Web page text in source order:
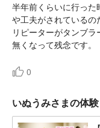
半年前くらいに行った
や工夫がされているの
リピーターがタンブ
無くなって残念です。
0
いぬうみさまの体